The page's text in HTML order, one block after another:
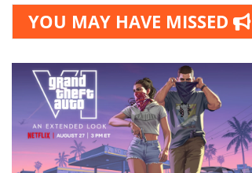
YOU MAY HAVE MISSED